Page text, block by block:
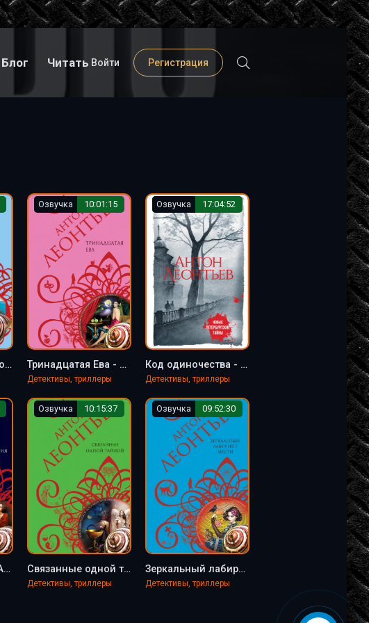
Блог Читать Войти Регистрация
Остров вчерашнего дня - Антон Леонтьев
Озвучка 10:01:15
Тринадцатая Ева - Антон Леонтьев
Детективы, триллеры
Озвучка 17:04:52
Код одиночества - Антон Леонтьев
Детективы, триллеры
Венец творенья - Антон Леонтьев
Озвучка 10:15:37
Связанные одной тайной - Антон Леонтьев
Детективы, триллеры
Озвучка 09:52:30
Зеркальный лабиринт мести - Антон Леонтьев
Детективы, триллеры